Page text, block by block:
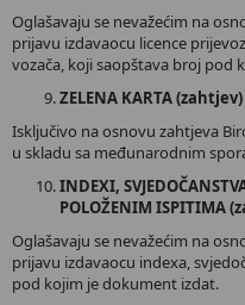
Oglašavaju se nevažećim na
prijavu izdavaocu licence
vozača, koji saopštava broj pod
ZELENA KARTA (zahtjev)
Isključivo na osnovu zahtjeva
u skladu sa međunarodnim
INDEXI,
POLOŽENIM ISPITIMA
Oglašavaju se nevažećim na
prijavu izdavaocu indexa,
pod kojim je dokument izdat.